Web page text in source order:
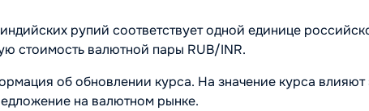
рупий соответствует одной единице
стоимость валютной пары RUB/INR.
об обновлении курса. На значение курса влияют
на валютном рынке.